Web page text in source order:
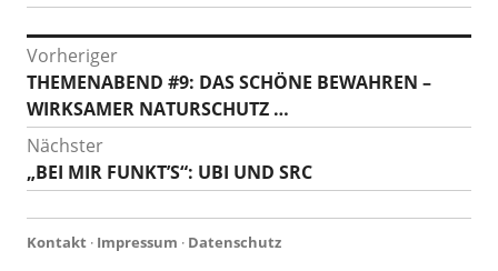
Beitragsnavigation
Vorheriger
Vorheriger
Beitrag:
THEMENABEND #9: DAS SCHÖNE BEWAHREN –
WIRKSAMER NATURSCHUTZ …
Nächster
Nächster
Beitrag:
„BEI MIR FUNKT’S“: UBI UND SRC
Kontakt · Impressum · Datenschutz